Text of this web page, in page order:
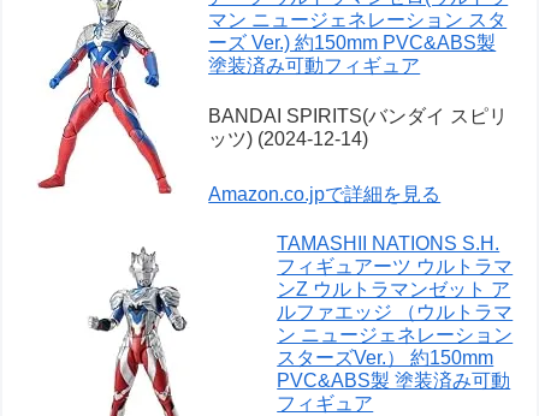
マン ニュージェネレーション スタ
ーズ Ver.) 約150mm PVC&ABS製
塗装済み可動フィギュア
BANDAI SPIRITS(バンダイ スピリ
ッツ) (2024-12-14)
Amazon.co.jpで詳細を見る
TAMASHII NATIONS S.H.
フィギュアーツ ウルトラマ
ンZ ウルトラマンゼット ア
ルファエッジ （ウルトラマ
ン ニュージェネレーション
スターズVer.） 約150mm
PVC&ABS製 塗装済み可動
フィギュア